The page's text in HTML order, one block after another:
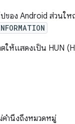
อง Android ส่วนใ
ให้แสดงเป็น HUN
คำนึงถึงหมวดหมู่